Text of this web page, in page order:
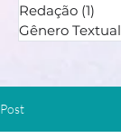
Redação (1)
Gênero Textual
Post